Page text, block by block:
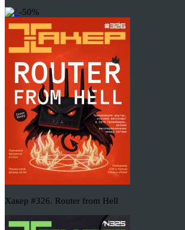
-50%
Хакер #326. Router from Hell